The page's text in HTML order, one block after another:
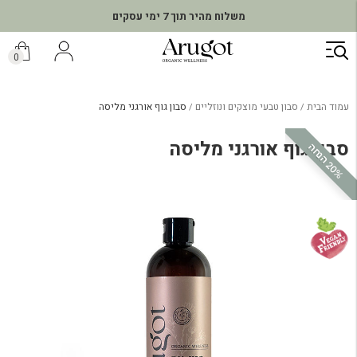
משלוח מהיר תוך 7 ימי עסקים
דילוג
לתוכן
0
עמוד הבית סבון טבעי מוצקים ונוזליים סבון גוף אורגני מליסה
2
0
%
ה
נ
ח
ה
סבון גוף אורגני מליסה